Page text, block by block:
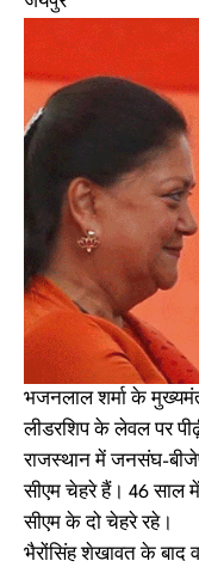
भजनलाल शर्मा के
लीडरशिप के लेवल पर
राजस्थान में जनसंघ-
सीएम चेहरे हैं। 46 साल
सीएम के दो चेहरे रहे।
भैरोंसिंह शेखावत के बाद